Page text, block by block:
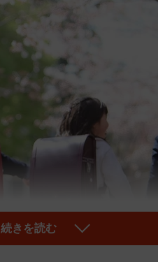
続きを読む